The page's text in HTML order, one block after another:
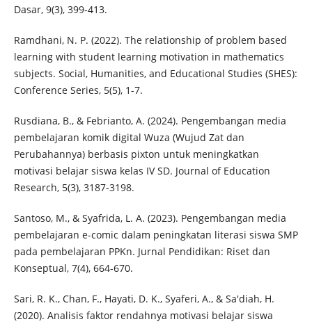
Dasar, 9(3), 399-413.
Ramdhani, N. P. (2022). The relationship of problem based
learning with student learning motivation in mathematics
subjects. Social, Humanities, and Educational Studies (SHES):
Conference Series, 5(5), 1-7.
Rusdiana, B., & Febrianto, A. (2024). Pengembangan media
pembelajaran komik digital Wuza (Wujud Zat dan
Perubahannya) berbasis pixton untuk meningkatkan
motivasi belajar siswa kelas IV SD. Journal of Education
Research, 5(3), 3187-3198.
Santoso, M., & Syafrida, L. A. (2023). Pengembangan media
pembelajaran e-comic dalam peningkatan literasi siswa SMP
pada pembelajaran PPKn. Jurnal Pendidikan: Riset dan
Konseptual, 7(4), 664-670.
Sari, R. K., Chan, F., Hayati, D. K., Syaferi, A., & Sa'diah, H.
(2020). Analisis faktor rendahnya motivasi belajar siswa